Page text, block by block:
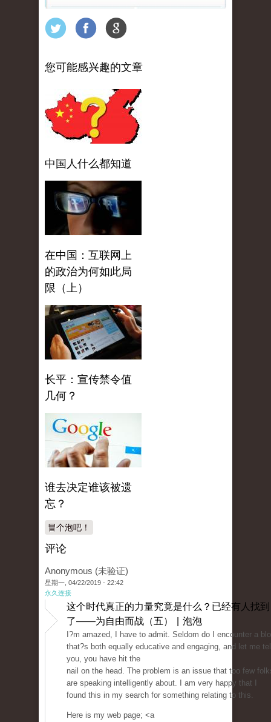
您可能感兴趣的文章
中国人什么都知道
在中国：互联网上
的政治为何如此局
限（上）
长平：宣传禁令值
几何？
谁去决定谁该被遗
忘？
冒个泡吧！
评论
Anonymous (未验证)
星期一, 04/22/2019 - 22:42
永久连接
这个时代真正的力量究竟是什么？已经有人找到
了——为自由而战（五） | 泡泡
I?m amazed, I have to admit. Seldom do I encounter a
that?s both equally educative and engaging, and let me
you, you have hit the
nail on the head. The problem is an issue that too few
are speaking intelligently about. I am very happy that I
found this in my search for something relating to this.
Here is my web page; <a